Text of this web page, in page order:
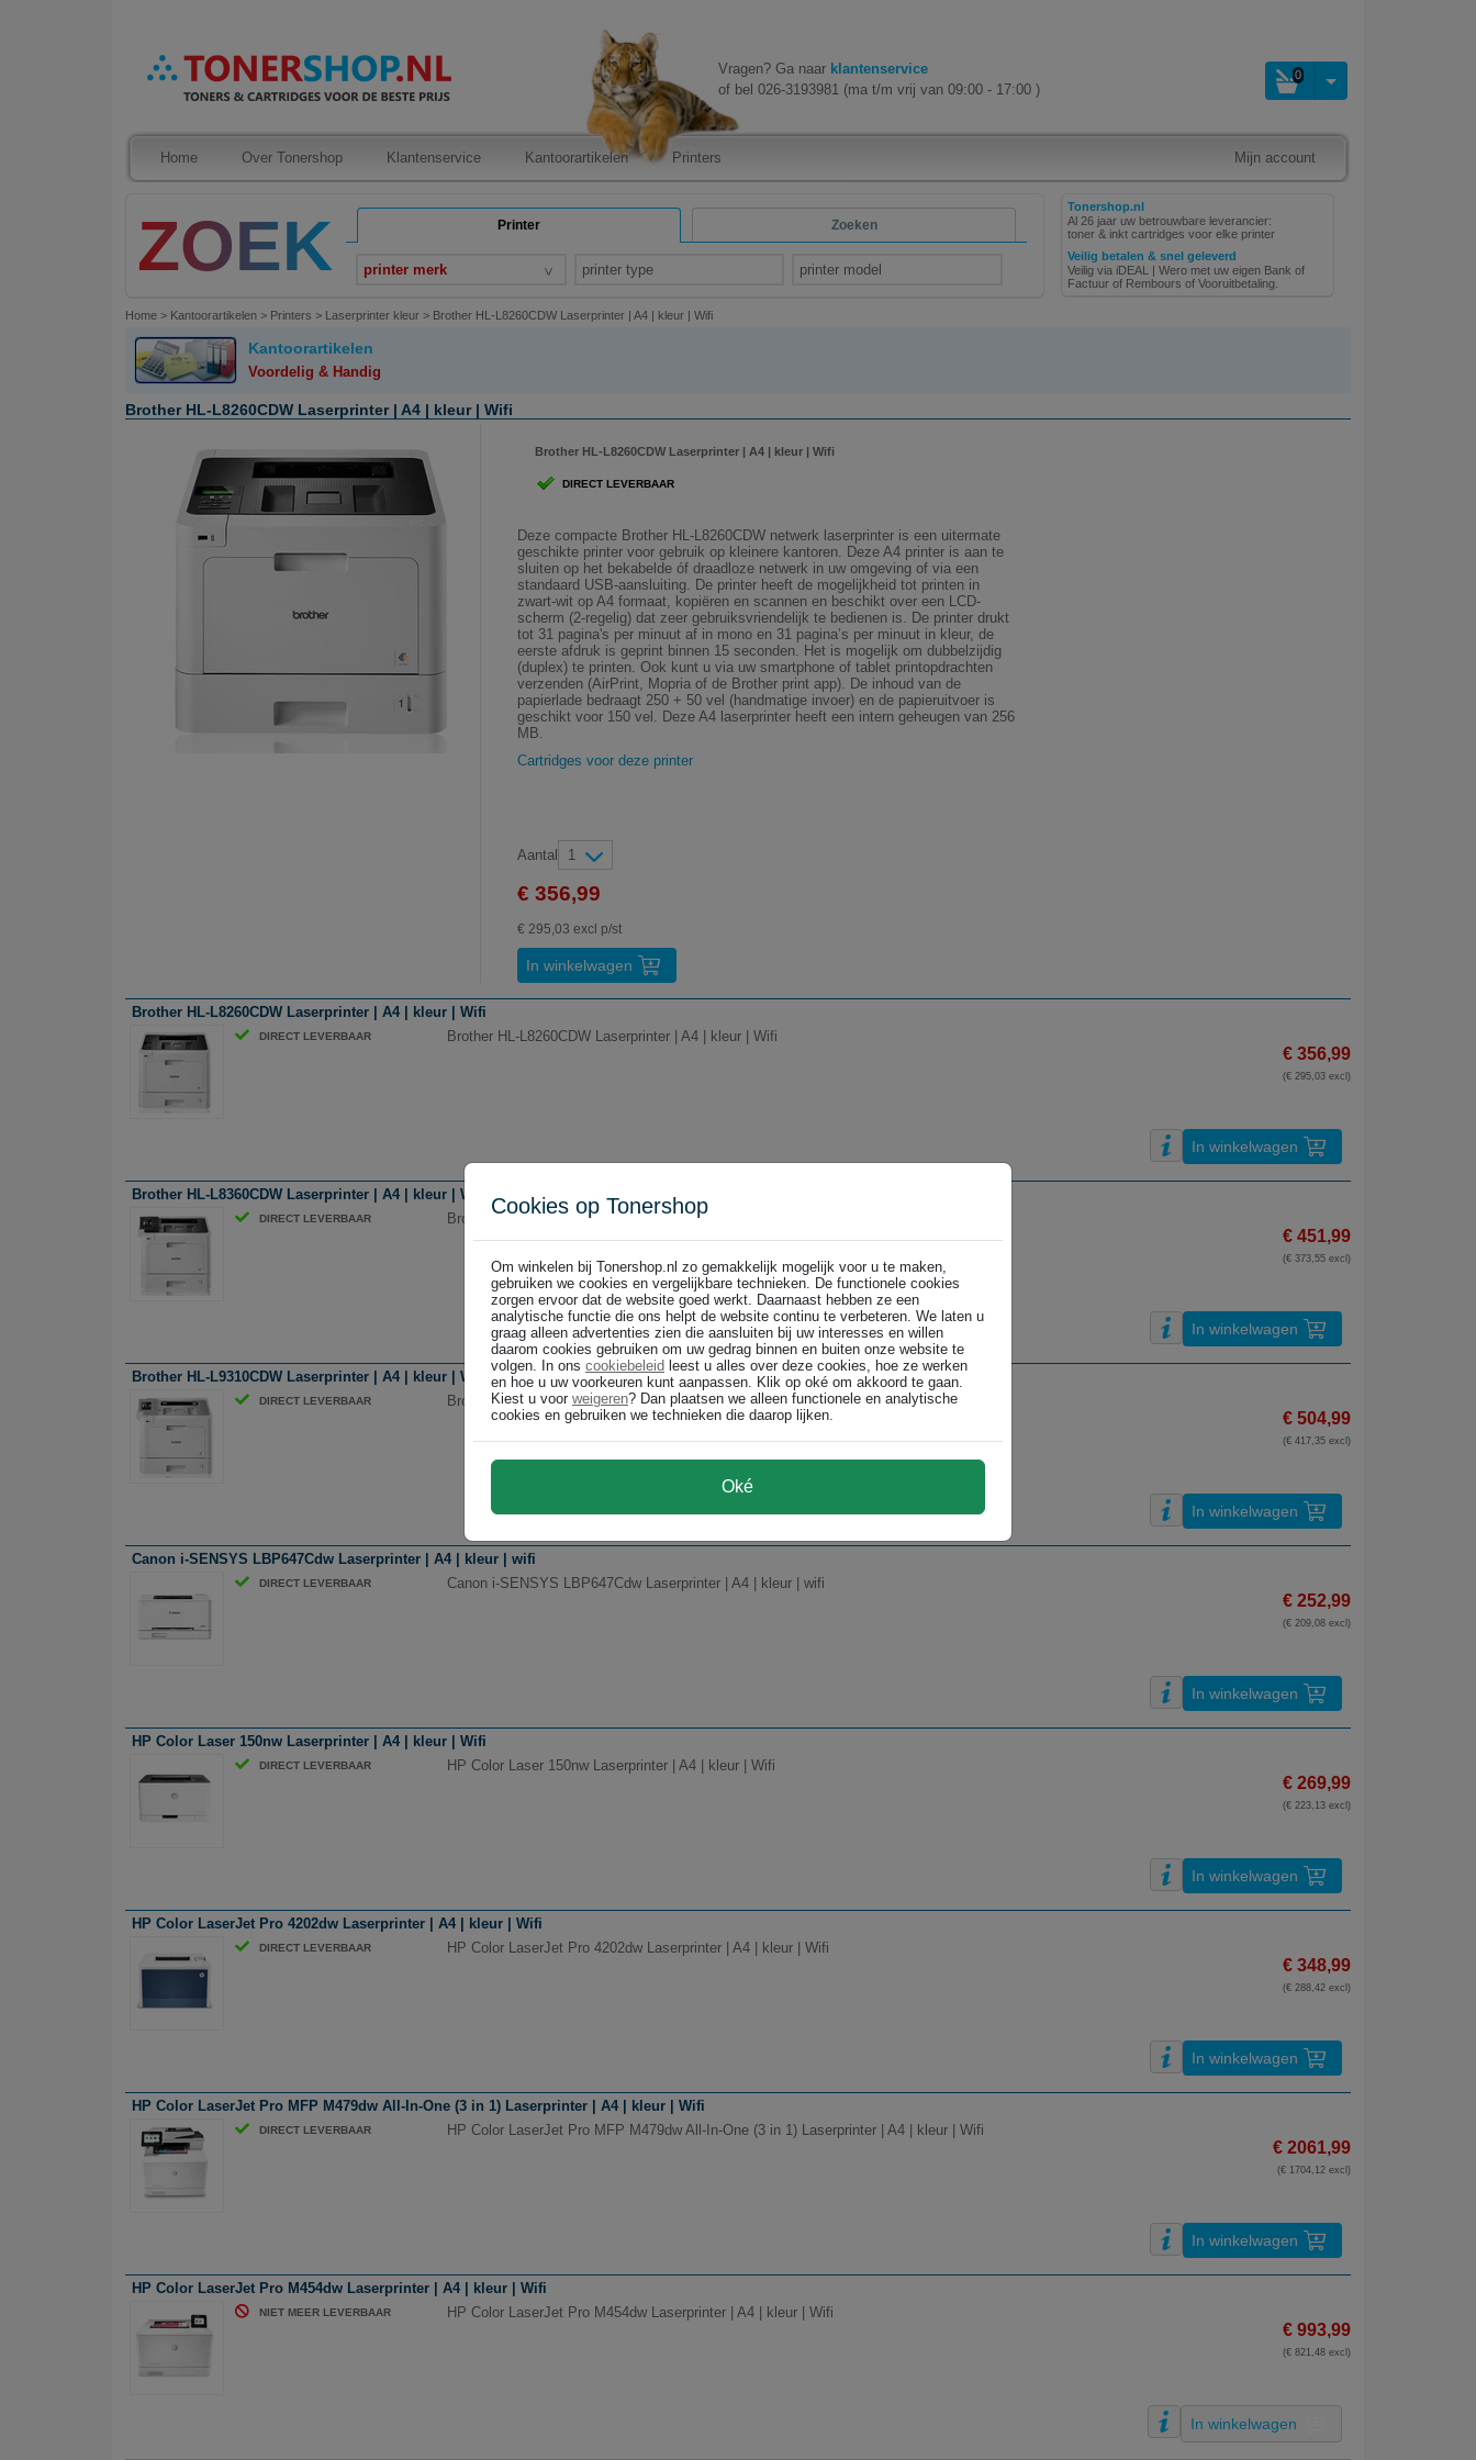
Vragen? Ga naar klantenservice
of bel 026-3193981 (ma t/m vrij van 09:00 - 17:00 )
0
Home Over Tonershop Klantenservice Kantoorartikelen Printers Mijn account
Printer Zoeken
printer merk printer type printer model
Tonershop.nl
Al 26 jaar uw betrouwbare leverancier:
toner & inkt cartridges voor elke printer
Veilig betalen & snel geleverd
Veilig via iDEAL | Wero met uw eigen Bank of
Factuur of Rembours of Vooruitbetaling.
Home > Kantoorartikelen > Printers > Laserprinter kleur > Brother HL-L8260CDW Laserprinter | A4 | kleur | Wifi
Kantoorartikelen
Voordelig & Handig
Brother HL-L8260CDW Laserprinter | A4 | kleur | Wifi
Brother HL-L8260CDW Laserprinter | A4 | kleur | Wifi
DIRECT LEVERBAAR
Deze compacte Brother HL-L8260CDW netwerk laserprinter is een uitermate
geschikte printer voor gebruik op kleinere kantoren. Deze A4 printer is aan te
sluiten op het bekabelde óf draadloze netwerk in uw omgeving of via een
standaard USB-aansluiting. De printer heeft de mogelijkheid tot printen in
zwart-wit op A4 formaat, kopiëren en scannen en beschikt over een LCD-
scherm (2-regelig) dat zeer gebruiksvriendelijk te bedienen is. De printer drukt
tot 31 pagina's per minuut af in mono en 31 pagina’s per minuut in kleur, de
eerste afdruk is geprint binnen 15 seconden. Het is mogelijk om dubbelzijdig
(duplex) te printen. Ook kunt u via uw smartphone of tablet printopdrachten
verzenden (AirPrint, Mopria of de Brother print app). De inhoud van de
papierlade bedraagt 250 + 50 vel (handmatige invoer) en de papieruitvoer is
geschikt voor 150 vel. Deze A4 laserprinter heeft een intern geheugen van 256
MB.
Cartridges voor deze printer
Aantal 1
€ 356,99
€ 295,03 excl p/st
In winkelwagen
Brother HL-L8260CDW Laserprinter | A4 | kleur | Wifi
DIRECT LEVERBAAR Brother HL-L8260CDW Laserprinter | A4 | kleur | Wifi
€ 356,99
(€ 295,03 excl)
In winkelwagen
Brother HL-L8360CDW Laserprinter | A4 | kleur | Wifi
DIRECT LEVERBAAR Brother HL-L8360CDW Laserprinter | A4 | kleur | Wifi
€ 451,99
(€ 373,55 excl)
In winkelwagen
Brother HL-L9310CDW Laserprinter | A4 | kleur | Wifi
DIRECT LEVERBAAR Brother HL-L9310CDW Laserprinter | A4 | kleur | Wifi
€ 504,99
(€ 417,35 excl)
In winkelwagen
Canon i-SENSYS LBP647Cdw Laserprinter | A4 | kleur | wifi
DIRECT LEVERBAAR Canon i-SENSYS LBP647Cdw Laserprinter | A4 | kleur | wifi
€ 252,99
(€ 209,08 excl)
In winkelwagen
HP Color Laser 150nw Laserprinter | A4 | kleur | Wifi
DIRECT LEVERBAAR HP Color Laser 150nw Laserprinter | A4 | kleur | Wifi
€ 269,99
(€ 223,13 excl)
In winkelwagen
HP Color LaserJet Pro 4202dw Laserprinter | A4 | kleur | Wifi
DIRECT LEVERBAAR HP Color LaserJet Pro 4202dw Laserprinter | A4 | kleur | Wifi
€ 348,99
(€ 288,42 excl)
In winkelwagen
HP Color LaserJet Pro MFP M479dw All-In-One (3 in 1) Laserprinter | A4 | kleur | Wifi
DIRECT LEVERBAAR HP Color LaserJet Pro MFP M479dw All-In-One (3 in 1) Laserprinter | A4 | kleur | Wifi
€ 2061,99
(€ 1704,12 excl)
In winkelwagen
HP Color LaserJet Pro M454dw Laserprinter | A4 | kleur | Wifi
NIET MEER LEVERBAAR HP Color LaserJet Pro M454dw Laserprinter | A4 | kleur | Wifi
€ 993,99
(€ 821,48 excl)
In winkelwagen
Cookies op Tonershop
Om winkelen bij Tonershop.nl zo gemakkelijk mogelijk voor u te maken,
gebruiken we cookies en vergelijkbare technieken. De functionele cookies
zorgen ervoor dat de website goed werkt. Daarnaast hebben ze een
analytische functie die ons helpt de website continu te verbeteren. We laten u
graag alleen advertenties zien die aansluiten bij uw interesses en willen
daarom cookies gebruiken om uw gedrag binnen en buiten onze website te
volgen. In ons cookiebeleid leest u alles over deze cookies, hoe ze werken
en hoe u uw voorkeuren kunt aanpassen. Klik op oké om akkoord te gaan.
Kiest u voor weigeren? Dan plaatsen we alleen functionele en analytische
cookies en gebruiken we technieken die daarop lijken.
Oké